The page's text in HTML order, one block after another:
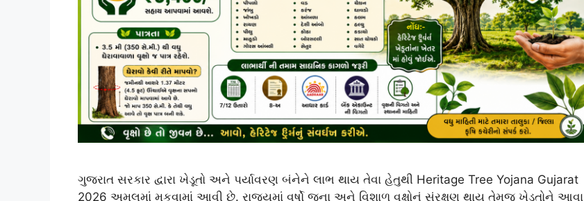
ગુજરાત સરકાર દ્વારા ખેડૂતો અને પર્યાવરણ બંનેને લાભ થાય તેવા હેતુથી Heritage Tree Yojana Gujarat
2026 અમલમાં મૂકવામાં આવી છે. રાજ્યમાં વર્ષો જૂના અને વિશાળ વૃક્ષોનું સંરક્ષણ થાય તેમજ ખેડૂતોને આવા